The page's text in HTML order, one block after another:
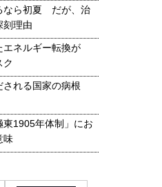
なら初夏 だが、治
刻理由
エネルギー転換が
ク
される国家の病根
1905年体制」にお
味